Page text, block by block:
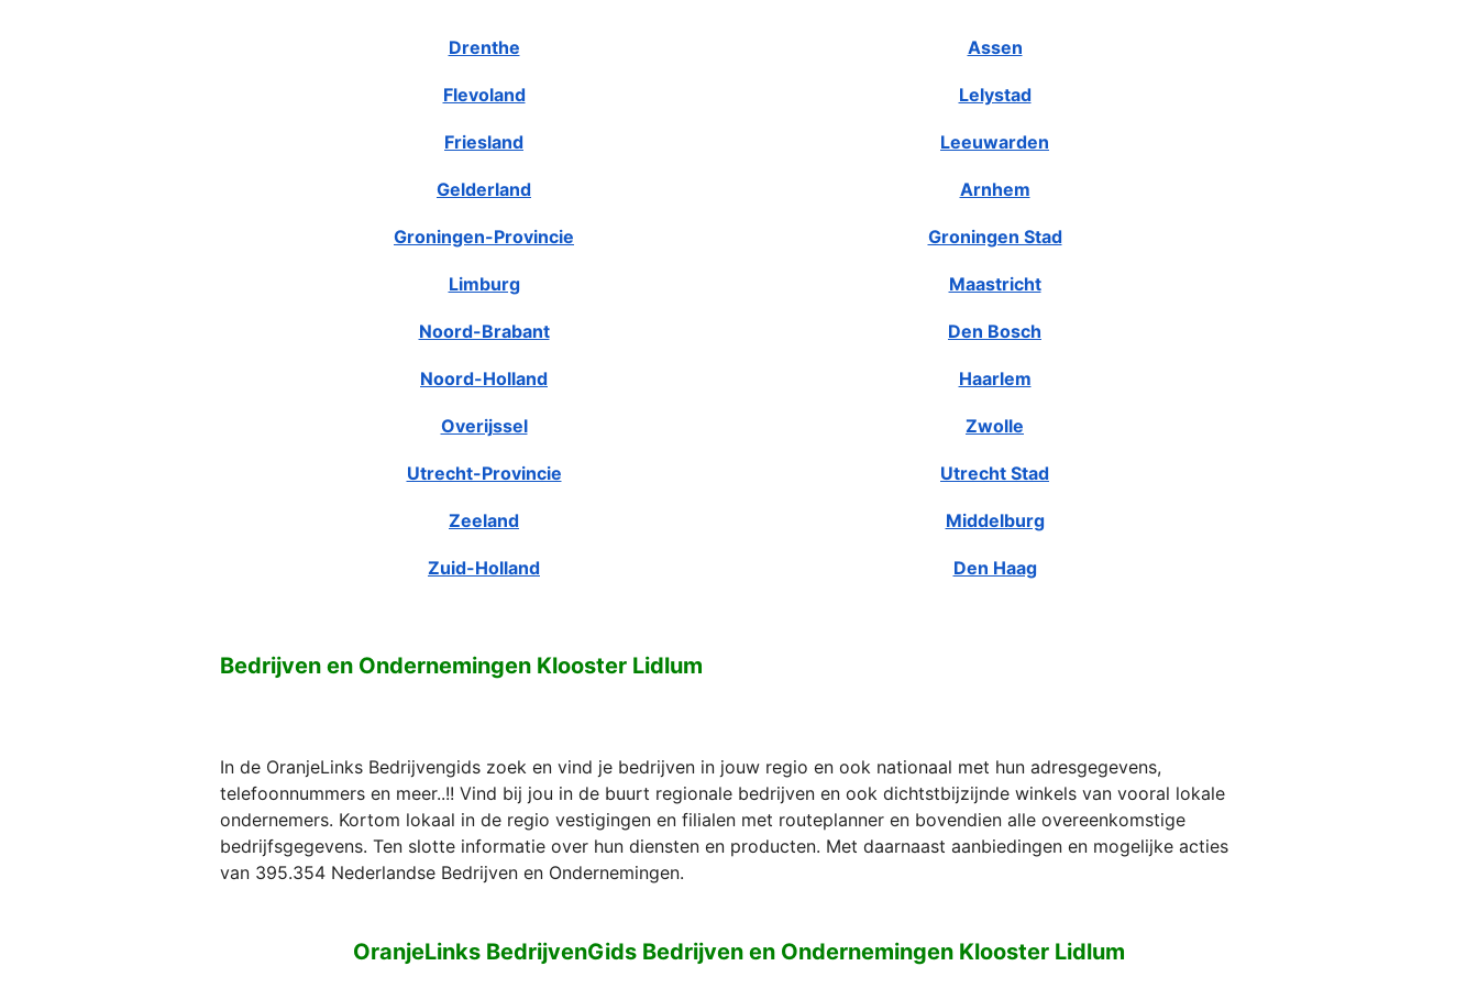
Drenthe Assen
Flevoland Lelystad
Friesland Leeuwarden
Gelderland Arnhem
Groningen-Provincie Groningen Stad
Limburg Maastricht
Noord-Brabant Den Bosch
Noord-Holland Haarlem
Overijssel Zwolle
Utrecht-Provincie Utrecht Stad
Zeeland Middelburg
Zuid-Holland Den Haag
Bedrijven en Ondernemingen Klooster Lidlum
In de OranjeLinks Bedrijvengids zoek en vind je bedrijven in jouw regio en ook nationaal met hun adresgegevens,
telefoonnummers en meer..!! Vind bij jou in de buurt regionale bedrijven en ook dichtstbijzijnde winkels van vooral lokale
ondernemers. Kortom lokaal in de regio vestigingen en filialen met routeplanner en bovendien alle overeenkomstige
bedrijfsgegevens. Ten slotte informatie over hun diensten en producten. Met daarnaast aanbiedingen en mogelijke acties
van 395.354 Nederlandse Bedrijven en Ondernemingen.
OranjeLinks BedrijvenGids Bedrijven en Ondernemingen Klooster Lidlum